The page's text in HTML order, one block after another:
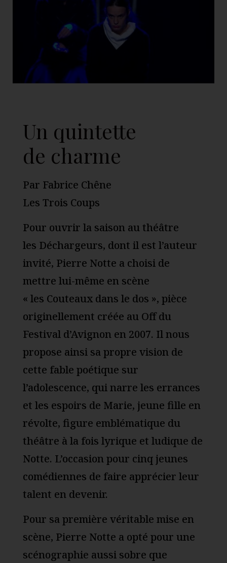
Un quintette
de charme
Par Fabrice Chêne
Les Trois Coups
Pour ouvrir la saison au théâtre
les Déchargeurs, dont il est l’auteur
invité, Pierre Notte a choisi de
mettre lui-même en scène
« les Couteaux dans le dos », pièce
originellement créée au Off du
Festival d’Avignon en 2007. Il nous
propose ainsi sa propre vision de
cette fable poétique sur
l’adolescence, qui narre les errances
et les espoirs de Marie, jeune fille en
révolte, figure emblématique du
théâtre à la fois lyrique et ludique de
Notte. L’occasion pour cinq jeunes
comédiennes de faire apprécier leur
talent en devenir.
Pour sa première véritable mise en
scène, Pierre Notte a opté pour une
scénographie aussi sobre que